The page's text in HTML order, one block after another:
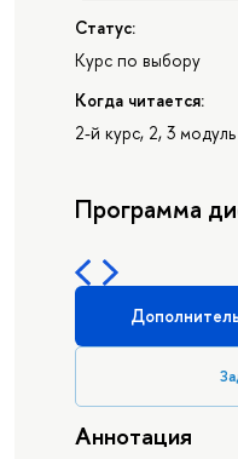
Статус:
Курс по выбору
Когда читается:
2-й курс, 2, 3 модуль
Программа
Аннотация